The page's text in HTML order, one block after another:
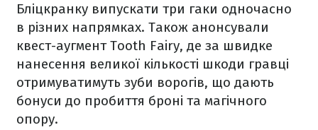
Бліцкранку випускати три гаки одночасно
в різних напрямках. Також анонсували
квест-аугмент Tooth Fairy, де за швидке
нанесення великої кількості шкоди гравці
отримуватимуть зуби ворогів, що дають
бонуси до пробиття броні та магічного
опору.